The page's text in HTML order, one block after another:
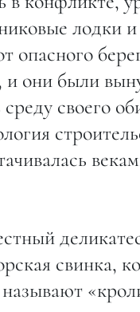
лодки
опасного
и они были
своего
свинка,